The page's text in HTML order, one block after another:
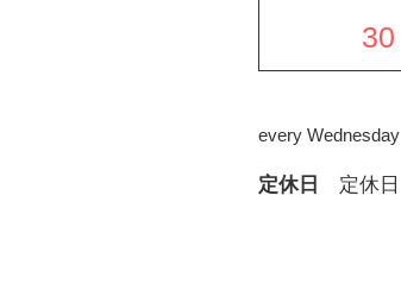
30
every Wednesday
定休日 定休日